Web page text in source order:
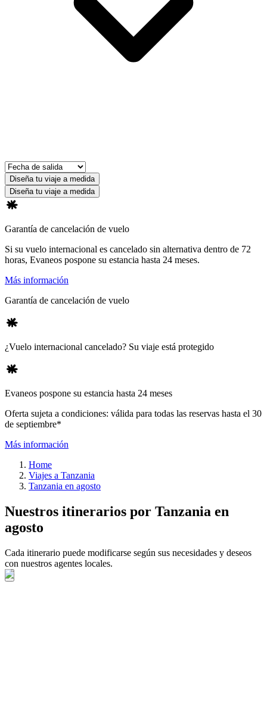
Diseña tu viaje a medida
Diseña tu viaje a medida
Garantía de cancelación de vuelo
Si su vuelo internacional es cancelado sin alternativa dentro de 72
horas, Evaneos pospone su estancia hasta 24 meses.
Más información
Garantía de cancelación de vuelo
¿Vuelo internacional cancelado? Su viaje está protegido
Evaneos pospone su estancia hasta 24 meses
Oferta sujeta a condiciones: válida para todas las reservas hasta el 30
de septiembre*
Más información
Home
Viajes a Tanzania
Tanzania en agosto
Nuestros itinerarios por Tanzania en
agosto
Cada itinerario puede modificarse según sus necesidades y deseos
con nuestros agentes locales.